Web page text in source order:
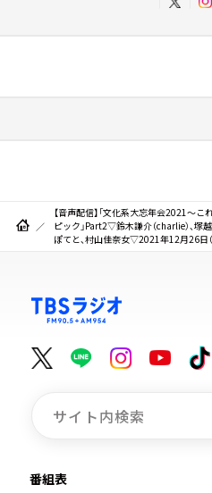
【音声配信】「文化系大忘年会2021～
ピック」Part2▽鈴木謙介（charlie）、塚
ぽてと、村山佳奈女▽2021年12月26日（
番組表